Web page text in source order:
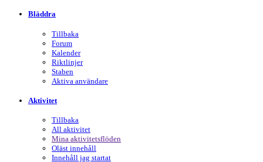
Bläddra
Tillbaka
Forum
Kalender
Riktlinjer
Staben
Aktiva användare
Aktivitet
Tillbaka
All aktivitet
Mina aktivitetsflöden
Oläst innehåll
Innehåll jag startat